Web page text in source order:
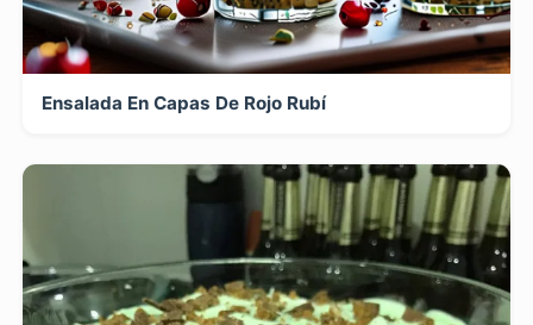
Ensalada En Capas De Rojo Rubí